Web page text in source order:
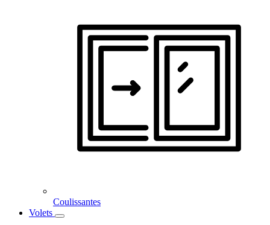
Coulissantes
Volets